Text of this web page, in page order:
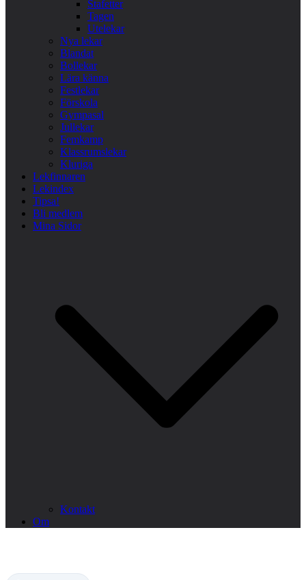
Stafetter
Tagen
Utelekar
Nya lekar
Blandat
Bollekar
Lära känna
Festlekar
Förskola
Gympasal
Jullekar
Femkamp
Klassrumslekar
Kluriga
Lekfinnaren
Lekindex
Tipsa!
Bli medlem
Mina Sidor
Kontakt
Om